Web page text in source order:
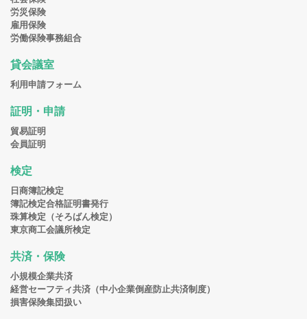
労災保険
雇用保険
労働保険事務組合
貸会議室
利用申請フォーム
証明・申請
貿易証明
会員証明
検定
日商簿記検定
簿記検定合格証明書発行
珠算検定（そろばん検定）
東京商工会議所検定
共済・保険
小規模企業共済
経営セーフティ共済（中小企業倒産防止共済制度）
損害保険集団扱い